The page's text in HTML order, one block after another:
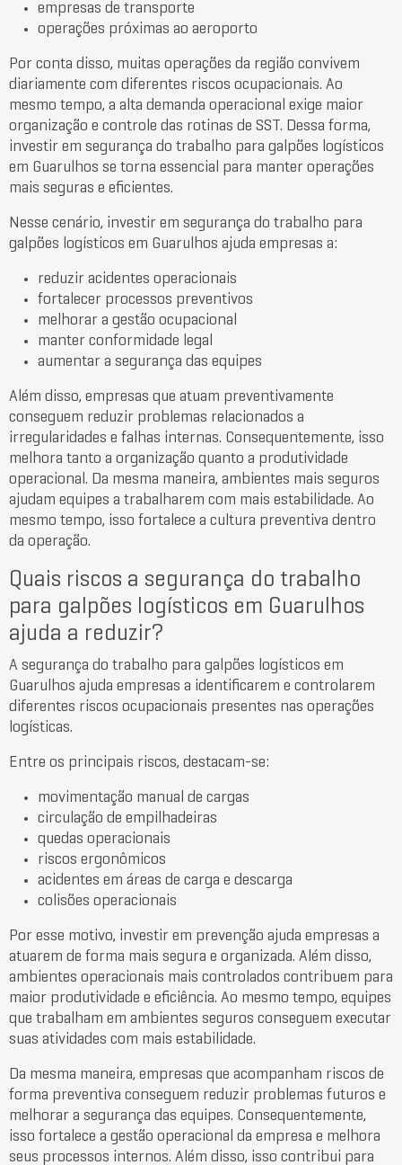
empresas de transporte
operações próximas ao aeroporto
Por conta disso, muitas operações da região convivem
diariamente com diferentes riscos ocupacionais. Ao
mesmo tempo, a alta demanda operacional exige maior
organização e controle das rotinas de SST. Dessa forma,
investir em segurança do trabalho para galpões logísticos
em Guarulhos se torna essencial para manter operações
mais seguras e eficientes.
Nesse cenário, investir em segurança do trabalho para
galpões logísticos em Guarulhos ajuda empresas a:
reduzir acidentes operacionais
fortalecer processos preventivos
melhorar a gestão ocupacional
manter conformidade legal
aumentar a segurança das equipes
Além disso, empresas que atuam preventivamente
conseguem reduzir problemas relacionados a
irregularidades e falhas internas. Consequentemente, isso
melhora tanto a organização quanto a produtividade
operacional. Da mesma maneira, ambientes mais seguros
ajudam equipes a trabalharem com mais estabilidade. Ao
mesmo tempo, isso fortalece a cultura preventiva dentro
da operação.
Quais riscos a segurança do trabalho
para galpões logísticos em Guarulhos
ajuda a reduzir?
A segurança do trabalho para galpões logísticos em
Guarulhos ajuda empresas a identificarem e controlarem
diferentes riscos ocupacionais presentes nas operações
logísticas.
Entre os principais riscos, destacam-se:
movimentação manual de cargas
circulação de empilhadeiras
quedas operacionais
riscos ergonômicos
acidentes em áreas de carga e descarga
colisões operacionais
Por esse motivo, investir em prevenção ajuda empresas a
atuarem de forma mais segura e organizada. Além disso,
ambientes operacionais mais controlados contribuem para
maior produtividade e eficiência. Ao mesmo tempo, equipes
que trabalham em ambientes seguros conseguem executar
suas atividades com mais estabilidade.
Da mesma maneira, empresas que acompanham riscos de
forma preventiva conseguem reduzir problemas futuros e
melhorar a segurança das equipes. Consequentemente,
isso fortalece a gestão operacional da empresa e melhora
seus processos internos. Além disso, isso contribui para